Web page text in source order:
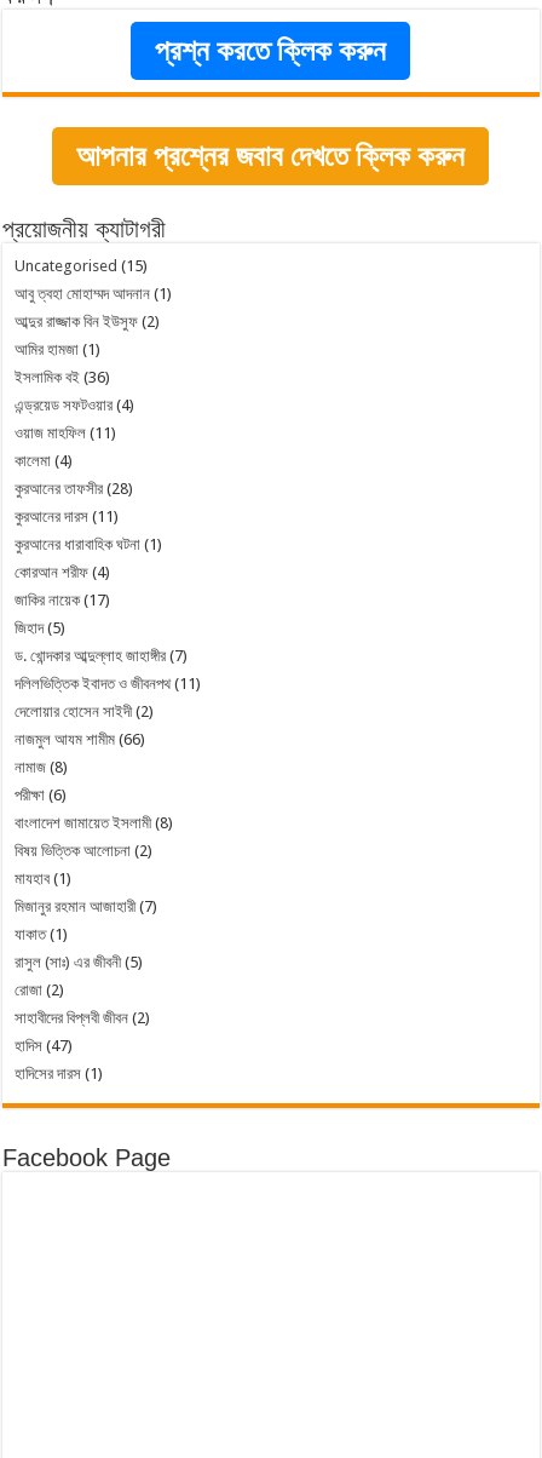
প্রশ্ন করতে ক্লিক করুন
আপনার প্রশ্নের জবাব দেখতে ক্লিক করুন
প্রয়োজনীয় ক্যাটাগরী
Uncategorised (15)
আবু ত্বহা মোহাম্মদ আদনান (1)
আব্দুর রাজ্জাক বিন ইউসুফ (2)
আমির হামজা (1)
ইসলামিক বই (36)
এন্ড্রয়েড সফটওয়ার (4)
ওয়াজ মাহফিল (11)
কালেমা (4)
কুরআনের তাফসীর (28)
কুরআনের দারস (11)
কুরআনের ধারাবাহিক ঘটনা (1)
কোরআন শরীফ (4)
জাকির নায়েক(17)
জিহাদ(5)
ড. খোন্দকার আব্দুল্লাহ জাহাঙ্গীর (7)
দলিলভিত্তিক ইবাদত ও জীবনপথ(11)
দেলোয়ার হোসেন সাইদী(2)
নাজমুল আযম শামীম (66)
নামাজ (8)
পরীক্ষা (6)
বাংলাদেশ জামায়েত ইসলামী(8)
বিষয় ভিত্তিক আলোচনা (2)
মাযহাব (1)
মিজানুর রহমান আজাহারী(7)
যাকাত(1)
রাসুল (সাঃ) এর জীবনী(5)
রোজা (2)
সাহাবীদের বিপ্লবী জীবন (2)
হাদিস (47)
হাদিসের দারস (1)
Facebook Page